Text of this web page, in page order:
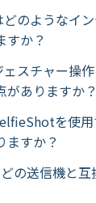
のようなイ
すか？
スチャー操
がありますか？
を使
ますか？
の送信機と互